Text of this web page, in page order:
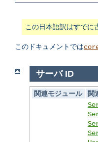
この日本語訳はすでに
このドキュメントでは
サーバ ID
関連モジュール
関